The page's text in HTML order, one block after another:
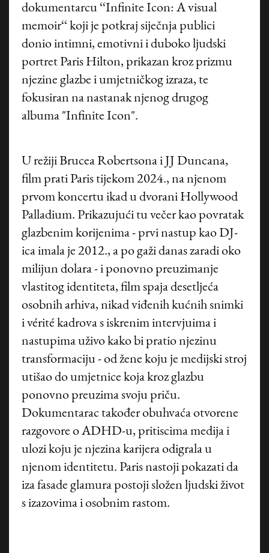
dokumentarcu ‘‘Infinite Icon: A visual
memoir‘‘ koji je potkraj siječnja publici
donio intimni, emotivni i duboko ljudski
portret Paris Hilton, prikazan kroz prizmu
njezine glazbe i umjetničkog izraza, te
fokusiran na nastanak njenog drugog
albuma "Infinite Icon".
U režiji Brucea Robertsona i JJ Duncana,
film prati Paris tijekom 2024., na njenom
prvom koncertu ikad u dvorani Hollywood
Palladium. Prikazujući tu večer kao povratak
glazbenim korijenima - prvi nastup kao DJ-
ica imala je 2012., a po gaži danas zaradi oko
milijun dolara - i ponovno preuzimanje
vlastitog identiteta, film spaja desetljeća
osobnih arhiva, nikad viđenih kućnih snimki
i vérité kadrova s iskrenim intervjuima i
nastupima uživo kako bi pratio njezinu
transformaciju - od žene koju je medijski stroj
utišao do umjetnice koja kroz glazbu
ponovno preuzima svoju priču.
Dokumentarac također obuhvaća otvorene
razgovore o ADHD-u, pritiscima medija i
ulozi koju je njezina karijera odigrala u
njenom identitetu. Paris nastoji pokazati da
iza fasade glamura postoji složen ljudski život
s izazovima i osobnim rastom.